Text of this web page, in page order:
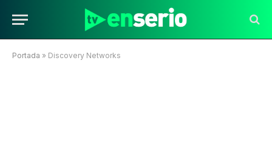
Portada » Discovery Networks